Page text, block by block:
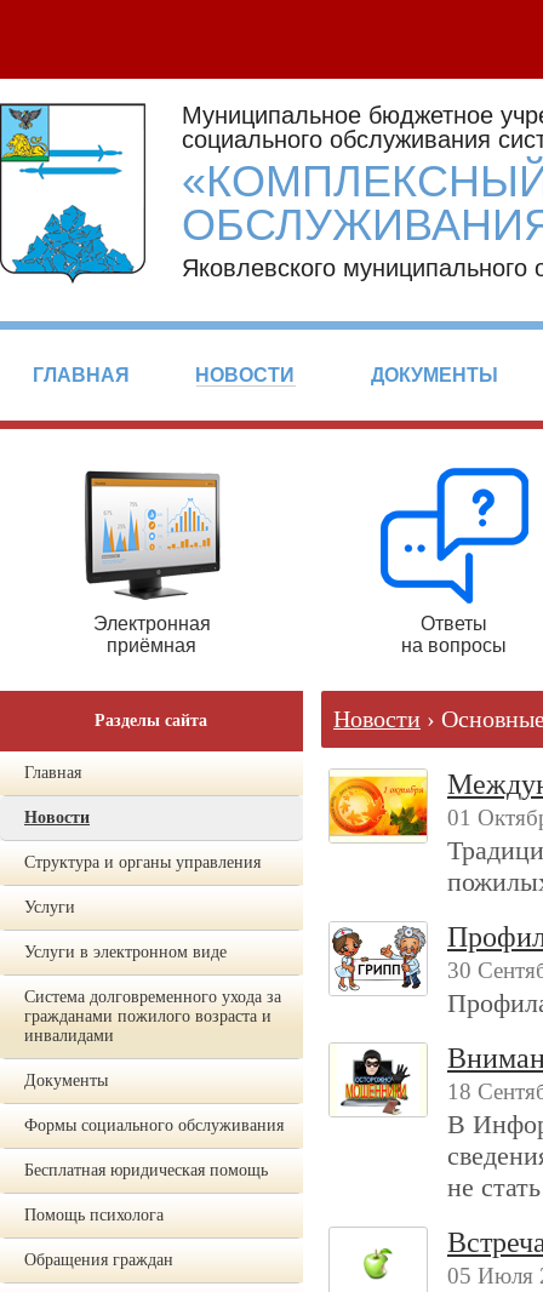
Муниципальное бюджетное
социального обслуживания
Яковлевского муниципального
ГЛАВНАЯ НОВОСТИ ДОКУМЕНТЫ
Электронная
приёмная
Ответы
на вопросы
Разделы сайта
Главная
Новости
Структура и органы управления
Услуги
Услуги в электронном виде
Система долговременного ухода за
гражданами пожилого возраста и
инвалидами
Документы
Формы социального обслуживания
Бесплатная юридическая помощь
Помощь психолога
Обращения граждан
Новости ›
01
30
18
В
не
05 Июля